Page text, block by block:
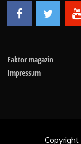
Faktor magazin
Impressum